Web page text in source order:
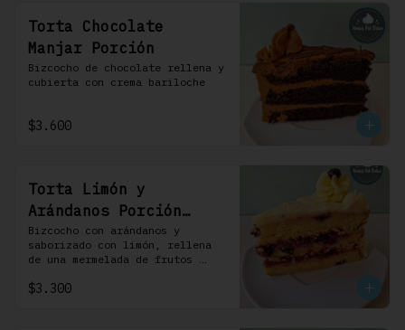
Torta Chocolate
Manjar Porción
Bizcocho de chocolate rellena y
cubierta con crema bariloche
$3.600
Torta Limón y
Arándanos Porción
Individual 1 Uni
Bizcocho con arándanos y
saborizado con limón, rellena
de una mermelada de frutos
frosting de queso de crema.
$3.300